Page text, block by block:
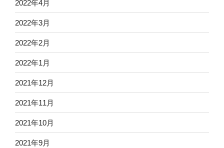
2022年4月
2022年3月
2022年2月
2022年1月
2021年12月
2021年11月
2021年10月
2021年9月